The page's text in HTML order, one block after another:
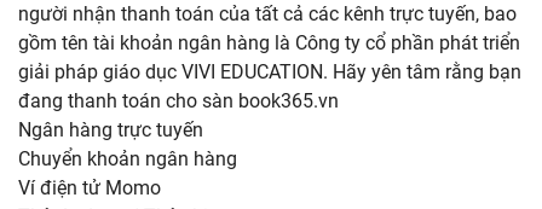
người nhận thanh toán của tất cả các kênh trực tuyến, bao
gồm tên tài khoản ngân hàng là Công ty cổ phần phát triển
giải pháp giáo dục VIVI EDUCATION. Hãy yên tâm rằng bạn
đang thanh toán cho sàn book365.vn
Ngân hàng trực tuyến
Chuyển khoản ngân hàng
Ví điện tử Momo